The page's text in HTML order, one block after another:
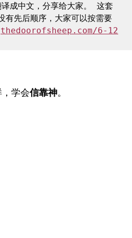
成中文，分享给大家。 这套
有先后顺序，大家可以按需要
thedoorofsheep.com/6-12
，学会信靠神。